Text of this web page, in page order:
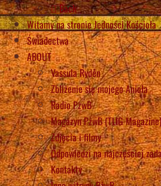
Back
Witamy na stronie Jedności Kościoła
Świadectwa
ABOUT
Vassula Rydén
Zbliżenie się mojego Anioła
Radio PżwB
Magazyn PżwB (TLIG Magazine)
Zdjęcia i filmy
Odpowiedzi na najczęściej
Kontakty